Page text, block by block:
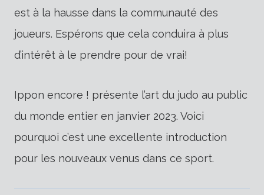
est à la hausse dans la communauté des
joueurs. Espérons que cela conduira à plus
d’intérêt à le prendre pour de vrai!
Ippon encore ! présente l’art du judo au public
du monde entier en janvier 2023. Voici
pourquoi c’est une excellente introduction
pour les nouveaux venus dans ce sport.